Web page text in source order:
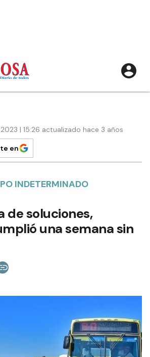
| 15:26 actualizado hace 3 años
en
INDETERMINADO
de soluciones,
una semana sin